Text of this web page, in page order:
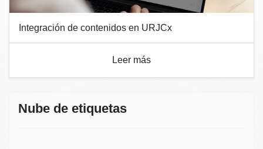
Integración de contenidos en URJCx
Leer más
Nube de etiquetas